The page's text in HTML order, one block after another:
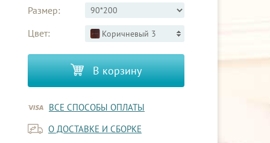
Размер:
Цвет:
Коричневый 3
В корзину
ВСЕ СПОСОБЫ ОПЛАТЫ
О ДОСТАВКЕ И СБОРКЕ